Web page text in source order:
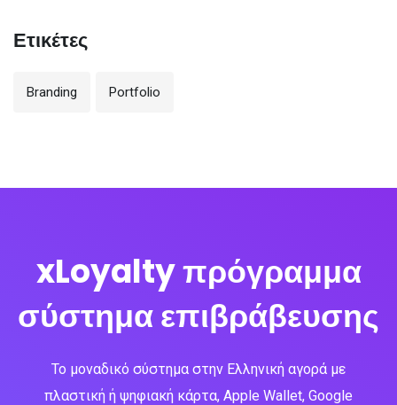
Ετικέτες
Branding Portfolio
xLoyalty πρόγραμμα
σύστημα επιβράβευσης
Το μοναδικό σύστημα στην Ελληνική αγορά με
πλαστική ή ψηφιακή κάρτα, Apple Wallet, Google